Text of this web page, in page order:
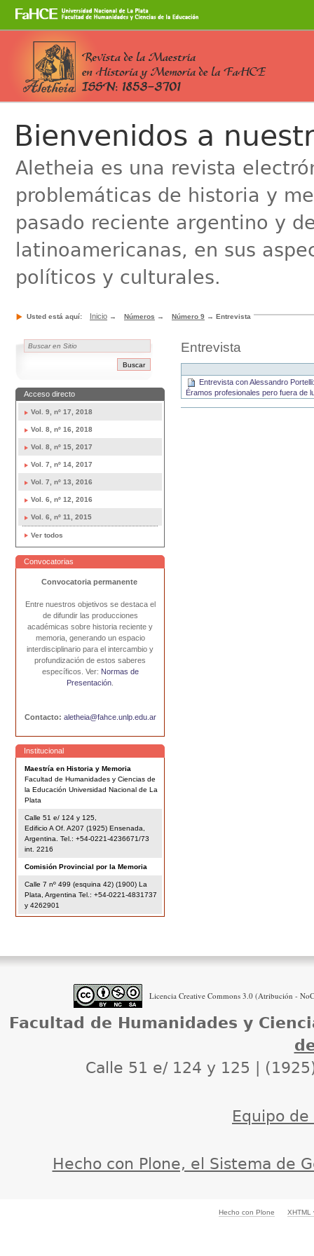
navegación
Bienvenidos a
Aletheia es una revista
problemáticas de historia y
pasado reciente argentino y
latinoamericanas, en sus
políticos y culturales.
Usted está aquí: Inicio → Números → Número 9 → Entrevista
Acceso directo
Vol. 9, nº 17, 2018
Vol. 8, nº 16, 2018
Vol. 8, nº 15, 2017
Vol. 7, nº 14, 2017
Vol. 7, nº 13, 2016
Vol. 6, nº 12, 2016
Vol. 6, nº 11, 2015
Ver todos
Convocatorias
Convocatoria permanente
Entre nuestros objetivos se destaca el
de difundir las producciones
académicas sobre historia reciente y
memoria, generando un espacio
interdisciplinario para el intercambio y
profundización de estos saberes
específicos. Ver: Normas de
Presentación
Contacto: aletheia@fahce.unlp.edu.ar
Institucional
Maestría en Historia y Memoria
Facultad de Humanidades y Ciencias de
la Educación Universidad Nacional de La
Plata
Calle 51 e/ 124 y 125,
Edificio A Of. A207 (1925) Ensenada,
Argentina. Tel.: +54-0221-4236671/73
int. 2216
Comisión Provincial por la Memoria
Calle 7 nº 499 (esquina 42) (1900) La
Plata, Argentina Tel.: +54-0221-4831737
y 4262901
Entrevista
Entrevista con Alessandro
Éramos profesionales pero fuera de
Licencia Creative Commons 3.0 (Atribución -
Facultad de Humanidades y
Calle 51 e/ 124 y 125 |
Equipo
Hecho con Plone, el Sistema de
Hecho con Plone XHTML